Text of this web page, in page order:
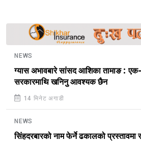
NEWS
ग्यास अभावबारे सांसद आशिका तामाङ :
सरकारमाथि खनिनु आवश्यक छैन
14 मिनेट अगाडी
NEWS
सिंहदरबारको नाम फेर्ने ढकालको प्रस्तावमा